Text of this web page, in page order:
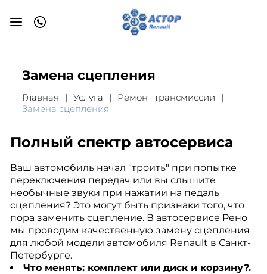
Замена сцепления
Главная Услуга
Ремонт трансмиссии
Замена сцепления
Полный спектр автосервиса
Ваш автомобиль начал "троить" при попытке
переключения передач или вы слышите
необычные звуки при нажатии на педаль
сцепления? Это могут быть признаки того, что
пора заменить сцепление. В автосервисе Рено
мы проводим качественную замену сцепления
для любой модели автомобиля Renault в Санкт-
Петербурге.
Что менять: комплект или диск и корзину?.